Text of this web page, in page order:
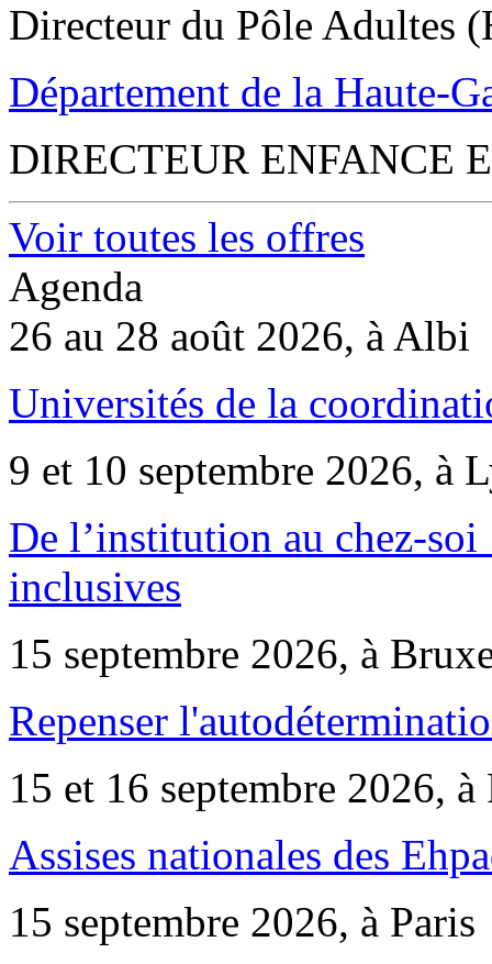
Directeur du Pôle Adultes
Département de la Haute-
DIRECTEUR ENFANCE
Voir toutes les offres
Agenda
26 au 28 août 2026, à Albi
Universités de la
9 et 10 septembre 2026, à
De l’institution au chez-
inclusives
15 septembre 2026, à
Repenser
15 et 16 septembre 2026, à
Assises nationales des
15 septembre 2026, à Paris